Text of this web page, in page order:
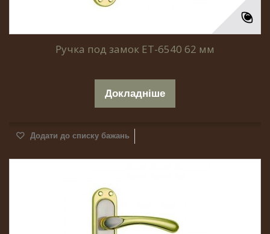
Ручка под замок ET-6540 62 мм
Докладніше
Додати до списку бажань